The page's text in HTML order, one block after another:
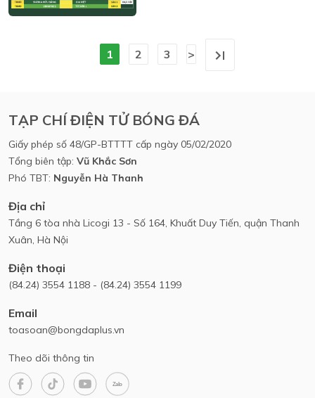
1 2 3 >
TẠP CHÍ ĐIỆN TỬ BÓNG ĐÁ
Giấy phép số 48/GP-BTTTT cấp ngày 05/02/2020
Tổng biên tập: Vũ Khắc Sơn
Phó TBT: Nguyễn Hà Thanh
Địa chỉ
Tầng 6 tòa nhà Licogi 13 - Số 164, Khuất Duy Tiến, quận Thanh
Xuân, Hà Nội
Điện thoại
(84.24) 3554 1188 - (84.24) 3554 1199
Email
toasoan@bongdaplus.vn
Theo dõi thông tin